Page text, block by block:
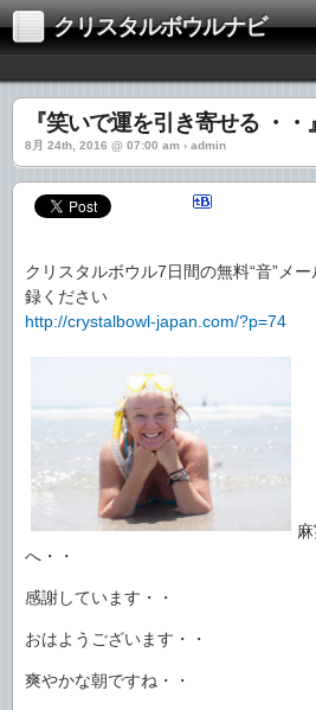
クリスタルボウルナビ
『笑いで運を引き寄せる ・・』
8月 24th, 2016 @ 07:00 am › admin
クリスタルボウル7日間の無料“音”メ
録ください
http://crystalbowl-japan.com/?p=74
へ・・
感謝しています・・
おはようございます・・
爽やかな朝ですね・・